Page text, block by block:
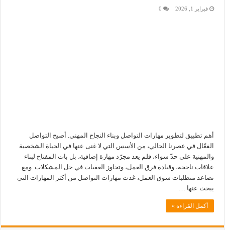
فبراير 1, 2026 0
أهم تطبيق لتطوير مهارات التواصل وبناء النجاح المهني. أصبح التواصل
الفعّال في عصرنا الحالي، من الأسس التي لا غنى عنها في الحياة الشخصية
والمهنية على حدّ سواء، فلم يعد مجرّد مهارة إضافية، بل بات المفتاح لبناء
علاقات ناجحة، وقيادة فرق العمل، وتجاوز العقبات في حل المشكلات. ومع
تصاعد متطلبات سوق العمل، غدت مهارات التواصل من أكثر المهارات التي
يبحث عنها …
أكمل القراءة »